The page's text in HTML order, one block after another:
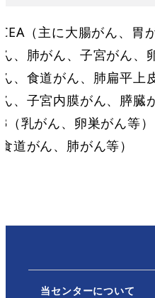
CEA（主に大腸がん、胃
ん、肺がん、子宮がん、
ん、食道がん、肺扁平
ん、子宮内膜がん、膵臓
3（乳がん、卵巣がん等
食道がん、肺がん等）
当センターについて